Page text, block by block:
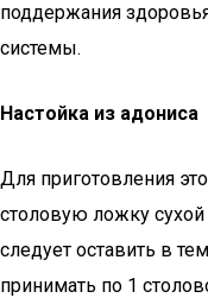
поддержания
системы.
Настойка из адониса
Для приготовления
столовую ложку сухой
следует оставить в
принимать по 1